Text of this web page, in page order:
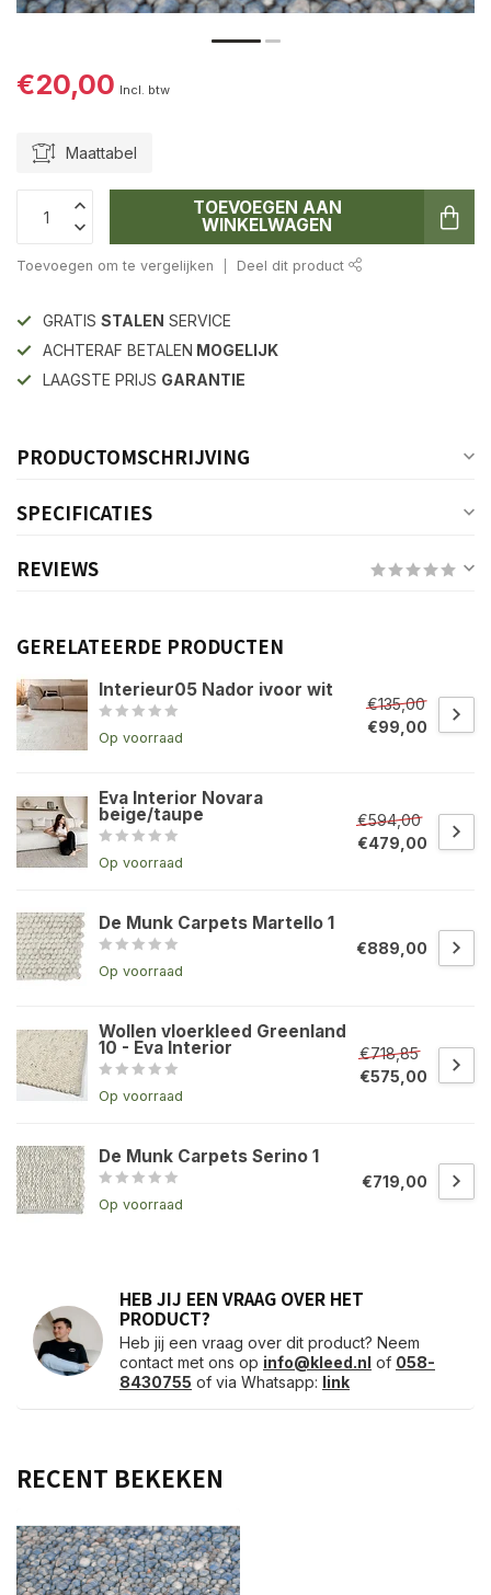
€20,00 Incl. btw
Maattabel
TOEVOEGEN AAN
WINKELWAGEN
Toevoegen om te vergelijken Deel dit product
GRATIS STALEN SERVICE
ACHTERAF BETALEN MOGELIJK
LAAGSTE PRIJS GARANTIE
PRODUCTOMSCHRIJVING
SPECIFICATIES
REVIEWS
GERELATEERDE PRODUCTEN
Interieur05 Nador ivoor wit
Op voorraad
€135,00
€99,00
Eva Interior Novara
beige/taupe
Op voorraad
€594,00
€479,00
De Munk Carpets Martello 1
Op voorraad
€889,00
Wollen vloerkleed Greenland
10 - Eva Interior
Op voorraad
€718,85
€575,00
De Munk Carpets Serino 1
Op voorraad
€719,00
HEB JIJ EEN VRAAG OVER HET
PRODUCT?
Heb jij een vraag over dit product? Neem
contact met ons op info@kleed.nl of 058-
8430755 of via Whatsapp: link
RECENT BEKEKEN